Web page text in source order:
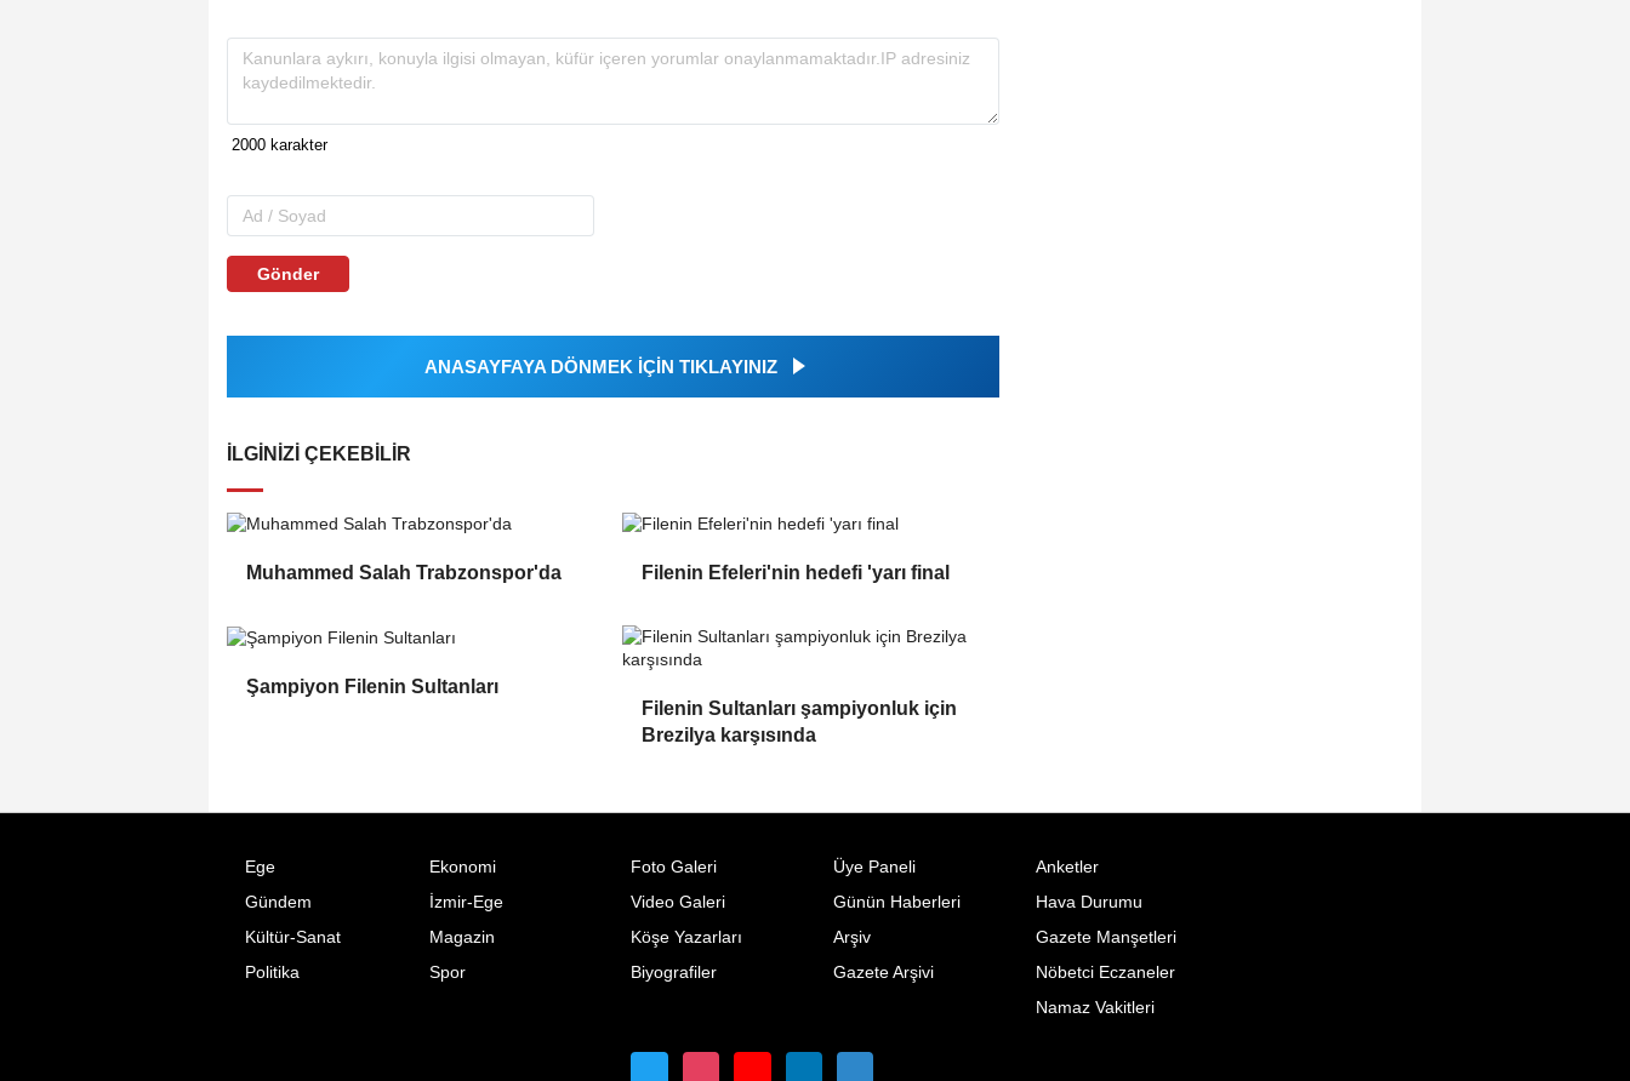
Gönder
ANASAYFAYA DÖNMEK İÇİN TIKLAYINIZ
İLGINIZI ÇEKEBILIR
Muhammed Salah Trabzonspor'da Filenin Efeleri'nin hedefi 'yarı final
Şampiyon Filenin Sultanları
Filenin Sultanları şampiyonluk için
Brezilya karşısında
Ege
Ekonomi
Gündem
İzmir-Ege
Kültür-Sanat
Magazin
Politika
Spor
Foto Galeri
Video Galeri
Köşe Yazarları
Biyografiler
Üye Paneli
Günün Haberleri
Arşiv
Gazete Arşivi
Anketler
Hava Durumu
Gazete Manşetleri
Nöbetci Eczaneler
Namaz Vakitleri